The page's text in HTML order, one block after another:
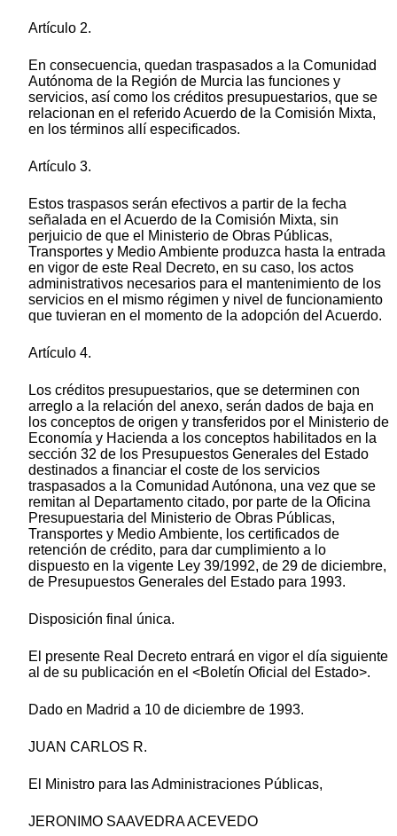
Artículo 2.
En consecuencia, quedan traspasados a la Comunidad
Autónoma de la Región de Murcia las funciones y
servicios, así como los créditos presupuestarios, que se
relacionan en el referido Acuerdo de la Comisión Mixta,
en los términos allí especificados.
Artículo 3.
Estos traspasos serán efectivos a partir de la fecha
señalada en el Acuerdo de la Comisión Mixta, sin
perjuicio de que el Ministerio de Obras Públicas,
Transportes y Medio Ambiente produzca hasta la entrada
en vigor de este Real Decreto, en su caso, los actos
administrativos necesarios para el mantenimiento de los
servicios en el mismo régimen y nivel de funcionamiento
que tuvieran en el momento de la adopción del Acuerdo.
Artículo 4.
Los créditos presupuestarios, que se determinen con
arreglo a la relación del anexo, serán dados de baja en
los conceptos de origen y transferidos por el Ministerio de
Economía y Hacienda a los conceptos habilitados en la
sección 32 de los Presupuestos Generales del Estado
destinados a financiar el coste de los servicios
traspasados a la Comunidad Autónona, una vez que se
remitan al Departamento citado, por parte de la Oficina
Presupuestaria del Ministerio de Obras Públicas,
Transportes y Medio Ambiente, los certificados de
retención de crédito, para dar cumplimiento a lo
dispuesto en la vigente Ley 39/1992, de 29 de diciembre,
de Presupuestos Generales del Estado para 1993.
Disposición final única.
El presente Real Decreto entrará en vigor el día siguiente
al de su publicación en el <Boletín Oficial del Estado>.
Dado en Madrid a 10 de diciembre de 1993.
JUAN CARLOS R.
El Ministro para las Administraciones Públicas,
JERONIMO SAAVEDRA ACEVEDO